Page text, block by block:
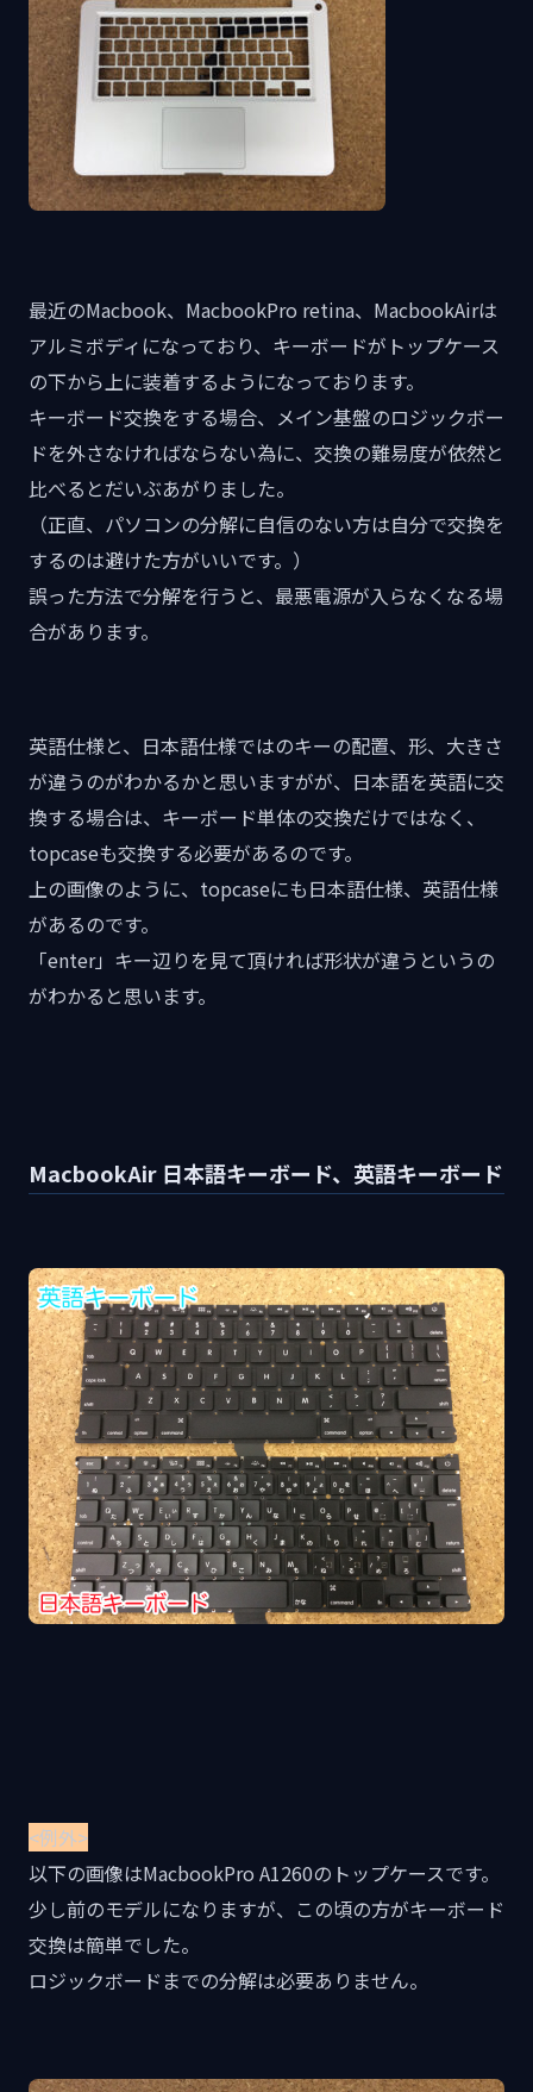
最近のMacbook、MacbookPro retina、MacbookAirは
アルミボディになっており、キーボードがトップケース
の下から上に装着するようになっております。
キーボード交換をする場合、メイン基盤のロジックボー
ドを外さなければならない為に、交換の難易度が依然と
比べるとだいぶあがりました。
（正直、パソコンの分解に自信のない方は自分で交換を
するのは避けた方がいいです。）
誤った方法で分解を行うと、最悪電源が入らなくなる場
合があります。
英語仕様と、日本語仕様ではのキーの配置、形、大きさ
が違うのがわかるかと思いますがが、日本語を英語に交
換する場合は、キーボード単体の交換だけではなく、
topcaseも交換する必要があるのです。
上の画像のように、topcaseにも日本語仕様、英語仕様
があるのです。
「enter」キー辺りを見て頂ければ形状が違うというの
がわかると思います。
MacbookAir 日本語キーボード、英語キーボード
<例外>
以下の画像はMacbookPro A1260のトップケースです。
少し前のモデルになりますが、この頃の方がキーボード
交換は簡単でした。
ロジックボードまでの分解は必要ありません。